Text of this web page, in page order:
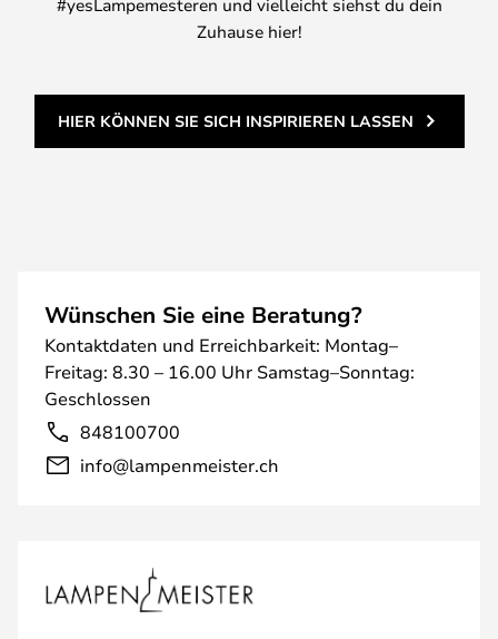
#yesLampemesteren und vielleicht siehst du dein
Zuhause hier!
HIER KÖNNEN SIE SICH INSPIRIEREN LASSEN
Wünschen Sie eine Beratung?
Kontaktdaten und Erreichbarkeit: Montag–
Freitag: 8.30 – 16.00 Uhr Samstag–Sonntag:
Geschlossen
848100700
info@lampenmeister.ch